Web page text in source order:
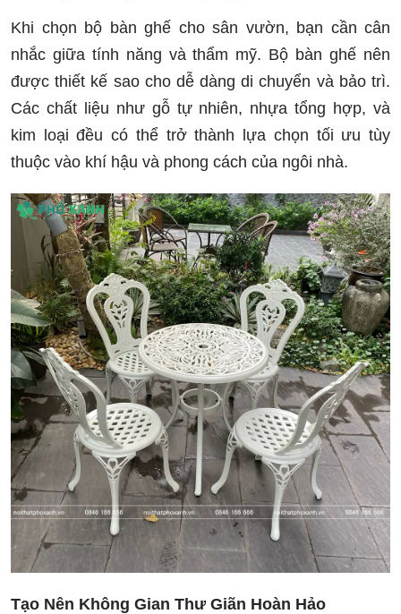
Khi chọn bộ bàn ghế cho sân vườn, bạn cần cân
nhắc giữa tính năng và thẩm mỹ. Bộ bàn ghế nên
được thiết kế sao cho dễ dàng di chuyển và bảo trì.
Các chất liệu như gỗ tự nhiên, nhựa tổng hợp, và
kim loại đều có thể trở thành lựa chọn tối ưu tùy
thuộc vào khí hậu và phong cách của ngôi nhà.
Tạo Nên Không Gian Thư Giãn Hoàn Hảo